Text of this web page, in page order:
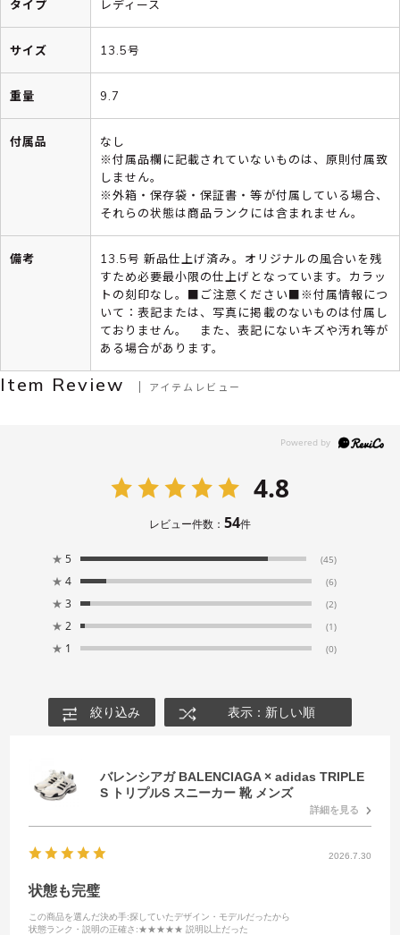
タイプ レディース
サイズ 13.5号
重量 9.7
付属品
なし
※付属品欄に記載されていないものは、原則付属致
しません。
※外箱・保存袋・保証書・等が付属している場合、
それらの状態は商品ランクには含まれません。
備考
13.5号 新品仕上げ済み。オリジナルの風合いを残
すため必要最小限の仕上げとなっています。カラッ
トの刻印なし。■ご注意ください■※付属情報につ
いて：表記または、写真に掲載のないものは付属し
ておりません。 また、表記にないキズや汚れ等が
ある場合があります。
Item Review アイテムレビュー
4.8
レビュー件数： 54件
★ 5 (45)
★ 4 (6)
★ 3 (2)
★ 2 (1)
★ 1 (0)
絞り込み 表示：新しい順
バレンシアガ BALENCIAGA × adidas TRIPLE
S トリプルS スニーカー 靴 メンズ
詳細を見る
2026.7.30
状態も完璧
この商品を選んだ決め手:探していたデザイン・モデルだったから
状態ランク・説明の正確さ :★★★★★ 説明以上だった